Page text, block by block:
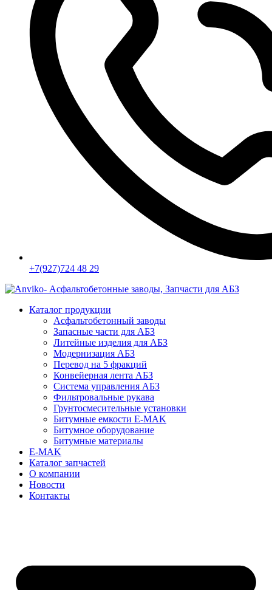
+7(927)724 48 29
Каталог продукции
Асфальтобетонный заводы
Запасные части для АБЗ
Литейные изделия для АБЗ
Модернизация АБЗ
Перевод на 5 фракций
Конвейерная лента АБЗ
Система управления АБЗ
Фильтровальные рукава
Грунтосмесительные установки
Битумные емкости E-MAK
Битумное оборудование
Битумные материалы
E-MAK
Каталог запчастей
О компании
Новости
Контакты